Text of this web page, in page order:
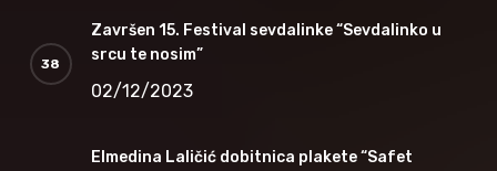
Završen 15. Festival sevdalinke “Sevdalinko u
srcu te nosim”
02/12/2023
Elmedina Laličić dobitnica plakete “Safet